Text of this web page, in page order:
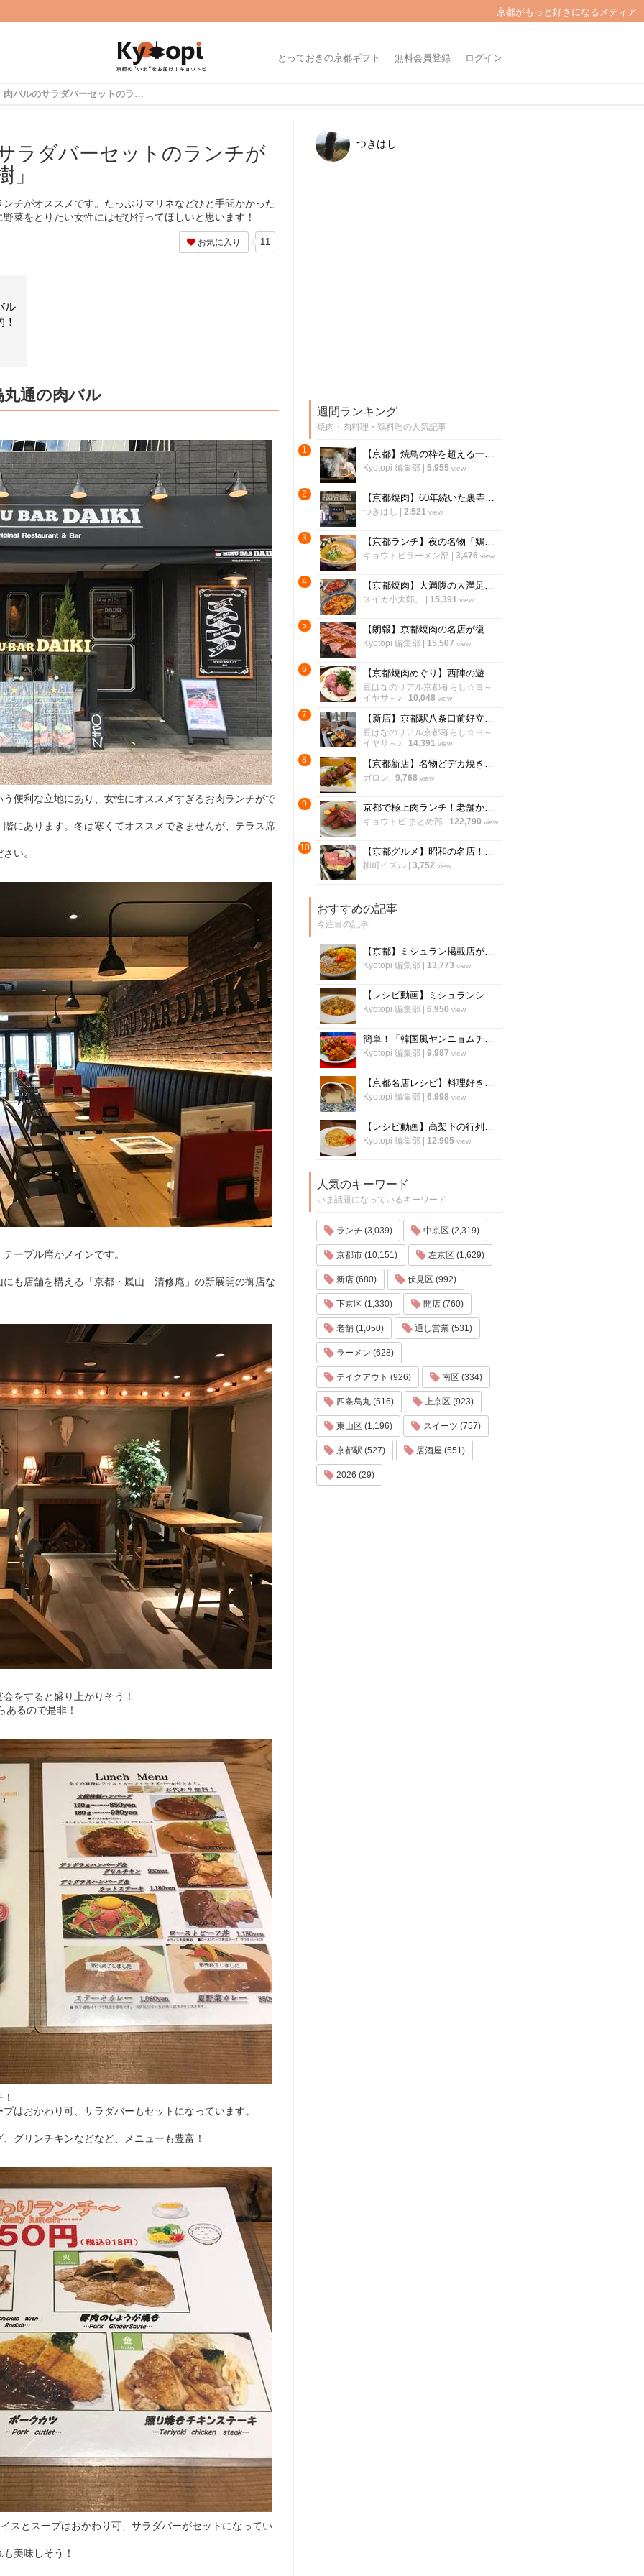
京都がもっと好きになるメディア
とっておきの京都ギフト 無料会員登録 ログイン
女性必訪！肉バルのサラダバーセットのランチがお得！烏丸沿い「大樹」
ラダバーセットのランチが
」
チがオススメです。たっぷりマリネなどひと手間かかった
菜をとりたい女性にはぜひ行ってほしいと思います！
お気に入り 11
ル
通の肉バル
便利な立地にあり、女性にオススメすぎるお肉ランチがで
にあります。冬は寒くてオススメできませんが、テラス席
い。
ーブル席がメインです。
も店舗を構える「京都・嵐山 清修庵」の新展開の御店な
をすると盛り上がりそう！
るので是非！
はおかわり可、サラダバーもセットになっています。
グリンチキンなどなど、メニューも豊富！
スとスープはおかわり可、サラダバーがセットになってい
美味しそう！
つきはし
週間ランキング
焼肉・肉料理・鶏料理の人気記事
1 【京都】焼鳥の枠を超える一軒 薪と炭で魅せるミシュラン掲載の鶏料理店「wabiya」
Kyotopi 編集部 5,955 view
2 【京都焼肉】60年続いた裏寺町の名店を受け継ぐ 昔ながらのホルモン焼肉「三吉」
つきはし 2,521 view
3 【京都ランチ】夜の名物「鶏そば」が昼に登場 炭火焼鳥の人気店「串くら 京都本店」
キョウトピラーメン部 3,476 view
4 【京都焼肉】大満腹の大満足ホルモン焼肉店が伏見桃山にオープン「ひふみ屋」
スイカ小太郎。 15,391 view
5 【朗報】京都焼肉の名店が復活！烏丸御池に『焼肉 三吉』が帰ってきました！
Kyotopi 編集部 15,507 view
6 【京都焼肉めぐり】西陣の遊郭リノベーションの老舗焼肉店！コスパ最強でいつも人気☆「焼肉 江畑」
豆はなのリアル京都暮らし☆ヨ～
イヤサ～♪
10,048 view
7 【新店】京都駅八条口前好立地に4月24日グランドオープン！牛しゃぶ牛すき食べ放題「但馬屋」
豆はなのリアル京都暮らし☆ヨ～
イヤサ～♪
14,391 view
8 【京都新店】名物どデカ焼き鳥レバー串99円！人気焼鳥酒場の姉妹店が四条烏丸にオープン
ガロン 9,768 view
9 京都で極上肉ランチ！老舗から幻の和牛店まで「厳選６店」【まとめ】
キョウトピ まとめ部 122,790 view
10 【京都グルメ】昭和の名店！上質なお肉をお手頃価格で！老舗のすき焼き店「キムラ」
柳町イズル| 3,752 view
おすすめの記事
今注目の記事
【京都】ミシュラン掲載店がスパイスカレーのレシピ公開！カレー専門店「カレープラント」スパイスカレーのレシピ公開！
Kyotopi 編集部 13,773 view
【レシピ動画】ミシュランシェフ直伝レシピ！絶品、麻婆豆腐の作り方『中国料理 菜格』
Kyotopi 編集部 6,950 view
簡単！「韓国風ヤンニョムチキン」の作り方！京都の人気韓国料理店『ナム』に教わりました！
Kyotopi 編集部 9,987 view
【京都名店レシピ】料理好き必見！京名物の鯖寿司を自宅でつくる！「酒房わかば」
Kyotopi 編集部 6,998 view
【レシピ動画】高架下の行列ラーメン店「大中」にプロのチャーハンを教わる！
Kyotopi 編集部 12,905 view
人気のキーワード
いま話題になっているキーワード
ランチ (3,039) 中京区 (2,319)
京都市 (10,151) 左京区 (1,629)
新店 (680) 伏見区 (992)
下京区 (1,330) 開店 (760)
老舗 (1,050) 通し営業 (531)
ラーメン (628)
テイクアウト (926) 南区 (334)
四条烏丸 (516) 上京区 (923)
東山区 (1,196) スイーツ (757)
京都駅 (527) 居酒屋 (551)
2026 (29)